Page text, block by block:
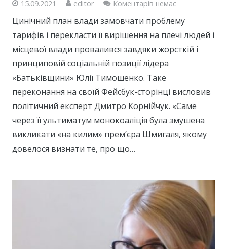
15.09.2021 editor Коментарів немає
Цинічний план влади замовчати проблему
тарифів і перекласти її вирішення на плечі людей і
місцевої влади провалився завдяки жорсткій і
принциповій соціальній позиції лідера
«Батьківщини» Юлії Тимошенко. Таке
переконання на своїй Фейсбук-сторінці висловив
політичний експерт Дмитро Корнійчук. «Саме
через її ультиматум монокоаліція була змушена
викликати «на килим» прем’єра Шмигаля, якому
довелося визнати те, про що…